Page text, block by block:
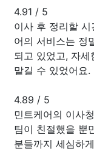
4.91 / 5
이사 후 정리할
어의 서비스는 정
되고 있었고, 자
맡길 수 있었어요.
4.89 / 5
민트케어의 이사
팀이 친절했을 뿐
분들까지 세심하